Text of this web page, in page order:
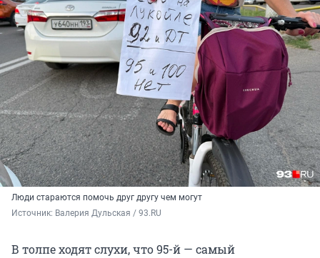
Люди стараются помочь друг другу чем могут
Источник: Валерия Дульская / 93.RU
В толпе ходят слухи, что 95-й — самый